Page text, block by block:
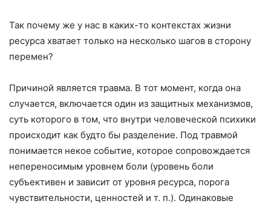
Так почему же у нас в каких-то контекстах жизни
ресурса хватает только на несколько шагов в сторону
перемен?
Причиной является травма. В тот момент, когда она
случается, включается один из защитных механизмов,
суть которого в том, что внутри человеческой психики
происходит как будто бы разделение. Под травмой
понимается некое событие, которое сопровождается
непереносимым уровнем боли (уровень боли
субъективен и зависит от уровня ресурса, порога
чувствительности, ценностей и т. п.). Одинаковые